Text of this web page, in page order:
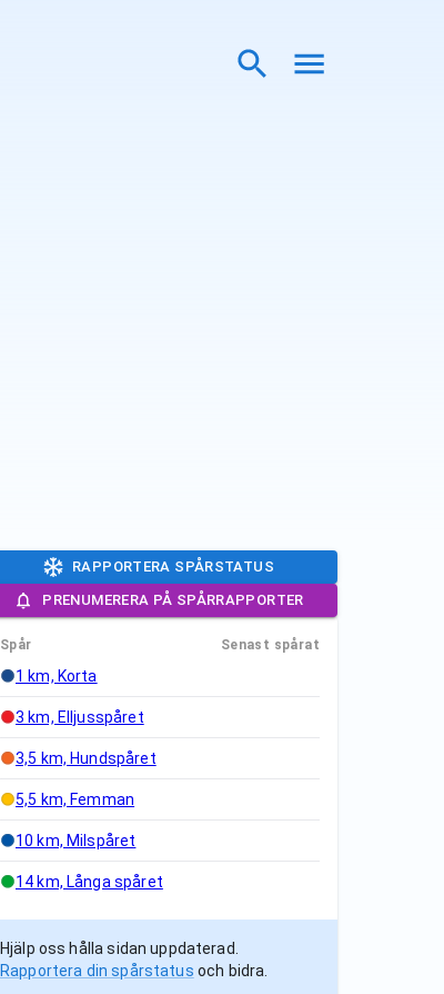
RAPPORTERA SPÅRSTATUS
PRENUMERERA PÅ SPÅRRAPPORTER
Spår Senast spårat
1 km, Korta
3 km, Elljusspåret
3,5 km, Hundspåret
5,5 km, Femman
10 km, Milspåret
14 km, Långa spåret
Hjälp oss hålla sidan uppdaterad.
Rapportera din spårstatus och bidra.